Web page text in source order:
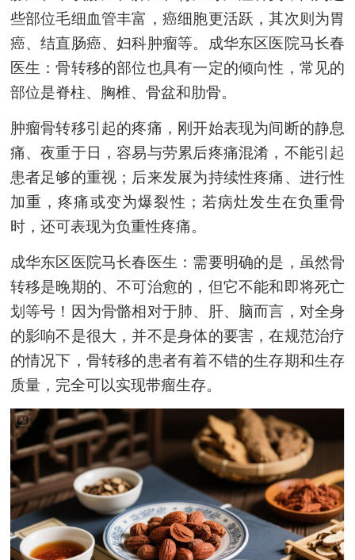
些部位毛细血管丰富，癌细胞更活跃，其次则为胃
癌、结直肠癌、妇科肿瘤等。
成华东区医院马长春
医生：骨转移的部位也具有一定的倾向性，常见的
部位是脊柱、胸椎、骨盆和肋骨。
肿瘤骨转移引起的疼痛，刚开始表现为间断的静息
痛、夜重于日，容易与劳累后疼痛混淆，不能引起
患者足够的重视；后来发展为持续性疼痛、进行性
加重，疼痛或变为爆裂性；若病灶发生在负重骨
时，还可表现为负重性疼痛。
成华东区医院马长春医生：需要明确的是， 虽然骨
转移是晚期的、不可治愈的，但它不能和即将死亡
划等号！因为骨骼相对于肺、肝、脑而言，对全身
的影响不是很大，并不是身体的要害，在规范治疗
的情况下，骨转移的患者有着不错的生存期和生存
质量，完全可以实现带瘤生存。